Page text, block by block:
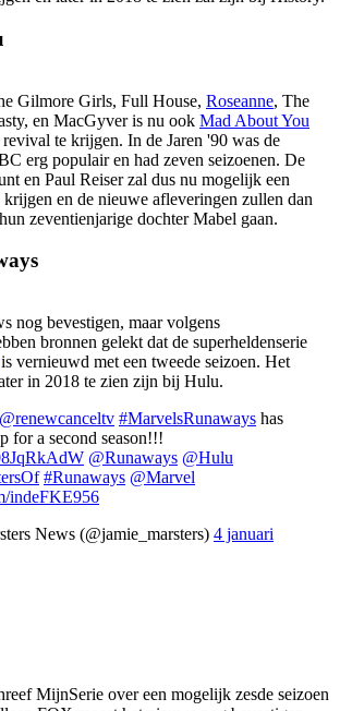
Gilmore Girls, Full House, Roseanne, The
en MacGyver is nu ook Mad About You
revival te krijgen. In de Jaren '90 was de
erg populair en had zeven seizoenen. De
en Paul Reiser zal dus nu mogelijk een
krijgen en de nieuwe afleveringen zullen dan
zeventienjarige dochter Mabel gaan.
nog bevestigen, maar volgens
bronnen gelekt dat de superheldenserie
is vernieuwd met een tweede seizoen. Het
in 2018 te zien zijn bij Hulu.
@renewcanceltv #MarvelsRunaways has
for a second season!!!
@Runaways @Hulu
#Runaways @Marvel
indeFKE956
News (@jamie_marsters) 4 januari
MijnSerie over een mogelijk zesde seizoen